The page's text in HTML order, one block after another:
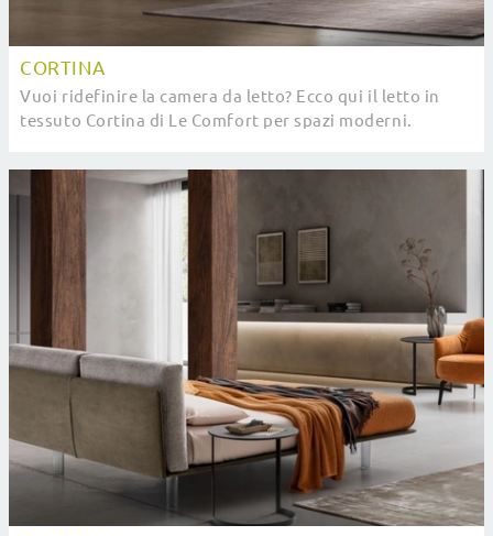
CORTINA
Vuoi ridefinire la camera da letto? Ecco qui il letto in
tessuto Cortina di Le Comfort per spazi moderni.